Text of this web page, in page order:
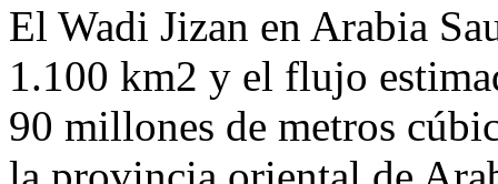
El Wadi Jizan en Arabia
1.100 km2 y el flujo
90 millones de metros